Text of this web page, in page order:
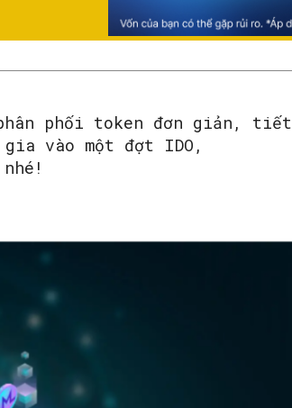
phối token đơn giản, tiết
vào một đợt IDO,